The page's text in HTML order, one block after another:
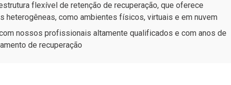
flexível de retenção de recuperação, que oferece
heterogêneas, como ambientes físicos, virtuais e em nuvem
nossos profissionais altamente qualificados e com anos de
de recuperação